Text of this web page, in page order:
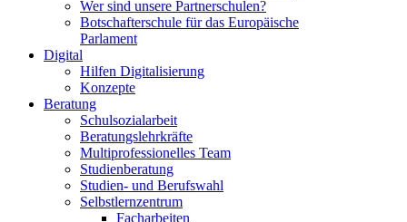
Wer sind unsere Partnerschulen?
Botschafterschule für das Europäische
Parlament
Digital
Hilfen Digitalisierung
Konzepte
Beratung
Schulsozialarbeit
Beratungslehrkräfte
Multiprofessionelles Team
Studienberatung
Studien- und Berufswahl
Selbstlernzentrum
Facharbeiten